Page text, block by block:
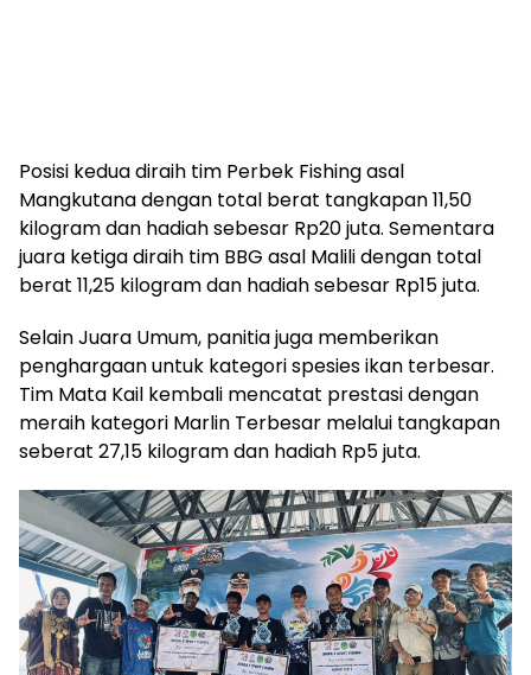
Posisi kedua diraih tim Perbek Fishing asal
Mangkutana dengan total berat tangkapan 11,50
kilogram dan hadiah sebesar Rp20 juta. Sementara
juara ketiga diraih tim BBG asal Malili dengan total
berat 11,25 kilogram dan hadiah sebesar Rp15 juta.
Selain Juara Umum, panitia juga memberikan
penghargaan untuk kategori spesies ikan terbesar.
Tim Mata Kail kembali mencatat prestasi dengan
meraih kategori Marlin Terbesar melalui tangkapan
seberat 27,15 kilogram dan hadiah Rp5 juta.